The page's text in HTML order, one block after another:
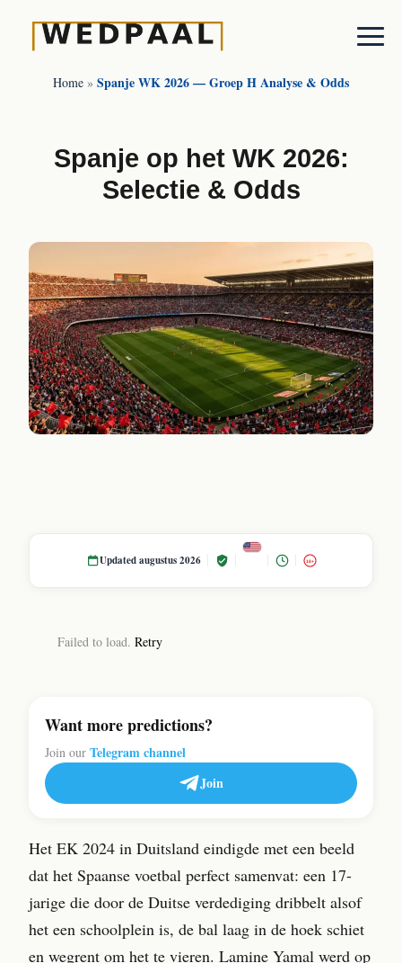
Home » Spanje WK 2026 — Groep H Analyse & Odds
Spanje op het WK 2026:
Selectie & Odds
Updated augustus 2026 18+
Failed to load. Retry
Want more predictions?
Join our Telegram channel
Join
Het EK 2024 in Duitsland eindigde met een beeld
dat het Spaanse voetbal perfect samenvat: een 17-
jarige die door de Duitse verdediging dribbelt alsof
het een schoolplein is, de bal laag in de hoek schiet
en wegrent om het te vieren. Lamine Yamal werd op